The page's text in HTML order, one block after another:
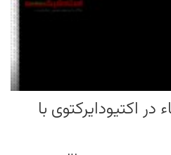
اکتیودایرکتوی با